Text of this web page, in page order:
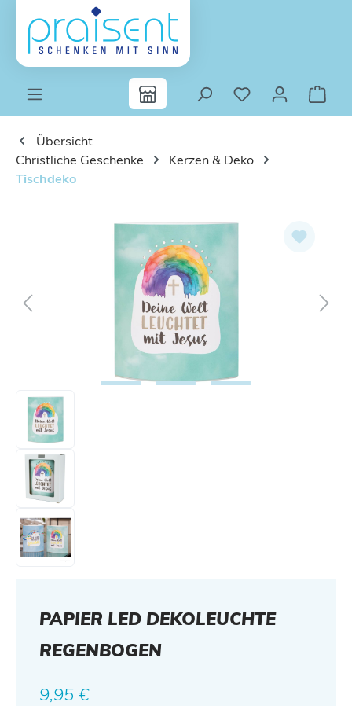
Zum Hauptinhalt springen
Übersicht
Christliche Geschenke
Kerzen & Deko
Tischdeko
Bildergalerie überspringen
PAPIER LED DEKOLEUCHTE
REGENBOGEN
Regulärer Preis:
9,95 €